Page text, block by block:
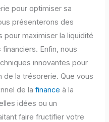
pour optimiser sa
présenterons des
pour maximiser la liquidité
Enfin, nous
innovantes pour
de la trésorerie. Que vous
de lafinance à la
idées ou un
faire fructifier votre